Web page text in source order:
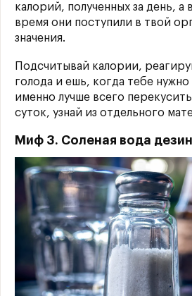
калорий, полученных за день, а
время они поступили в твой
значения.
Подсчитывай калории,
голода и ешь, когда тебе
именно лучше всего
суток, узнай из отдельного
Миф 3. Соленая вода